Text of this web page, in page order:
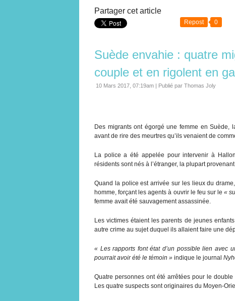
Partager cet article
Repost 0
Suède envahie : quatre
couple et en rigolent en
10 Mars 2017, 07:19am Publié par Thomas Joly
Des migrants ont égorgé une femme en
avant de rire des meurtres qu’ils venaient de
La police a été appelée pour intervenir à
résidents sont nés à l’étranger, la plupart
Quand la police est arrivée sur les lieux du
homme, forçant les agents à ouvrir le feu sur le «
femme avait été sauvagement assassinée.
Les victimes étaient les parents de jeunes
autre crime au sujet duquel ils allaient faire une
« Les rapports font état d’un possible lien avec
pourrait avoir été le témoin » indique le journal
Quatre personnes ont été arrêtées pour le
Les quatre suspects sont originaires du Moyen-